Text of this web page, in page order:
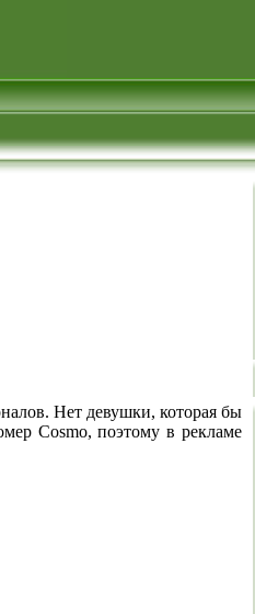
Нет девушки, которая бы
Cosmo, поэтому в рекламе